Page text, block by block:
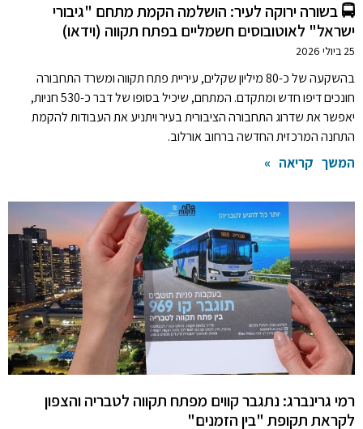
🚍 בשורה ירוקה לעיר: הושלמה הקמת מתחם "גיבורי
ישראל" לאוטובוסים חשמליים בפתח תקווה (וידאו)
25 ביולי 2026
בהשקעה של כ-80 מיליון שקלים, עיריית פתח תקווה ומשרד התחבורה
חונכים דיפו חדש ומתקדם. המתחם, שיכיל בסופו של דבר כ-530 חניות,
יאפשר את שדרוג התחבורה הציבורית בעיר ויתניע את העבודות להקמת
התחנה המרכזית החדשה ברחוב אורלוב.
המשך קריאה »
רמי גרינברג: נתגבר קווים מפתח תקווה לטבריה והצפון
לקראת תקופת "בין הזמנים"